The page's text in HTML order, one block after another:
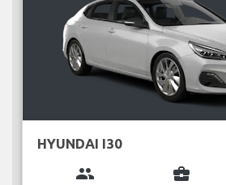
HYUNDAI I30
group business_center